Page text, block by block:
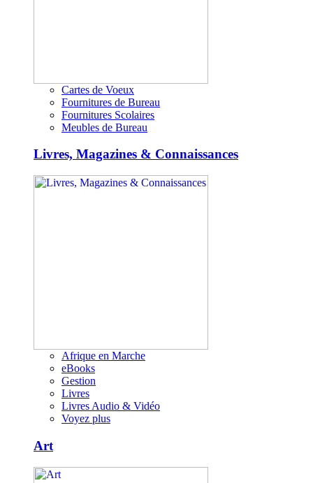
Cartes de Voeux
Fournitures de Bureau
Fournitures Scolaires
Meubles de Bureau
Livres, Magazines & Connaissances
Afrique en Marche
eBooks
Gestion
Livres
Livres Audio & Vidéo
Voyez plus
Art